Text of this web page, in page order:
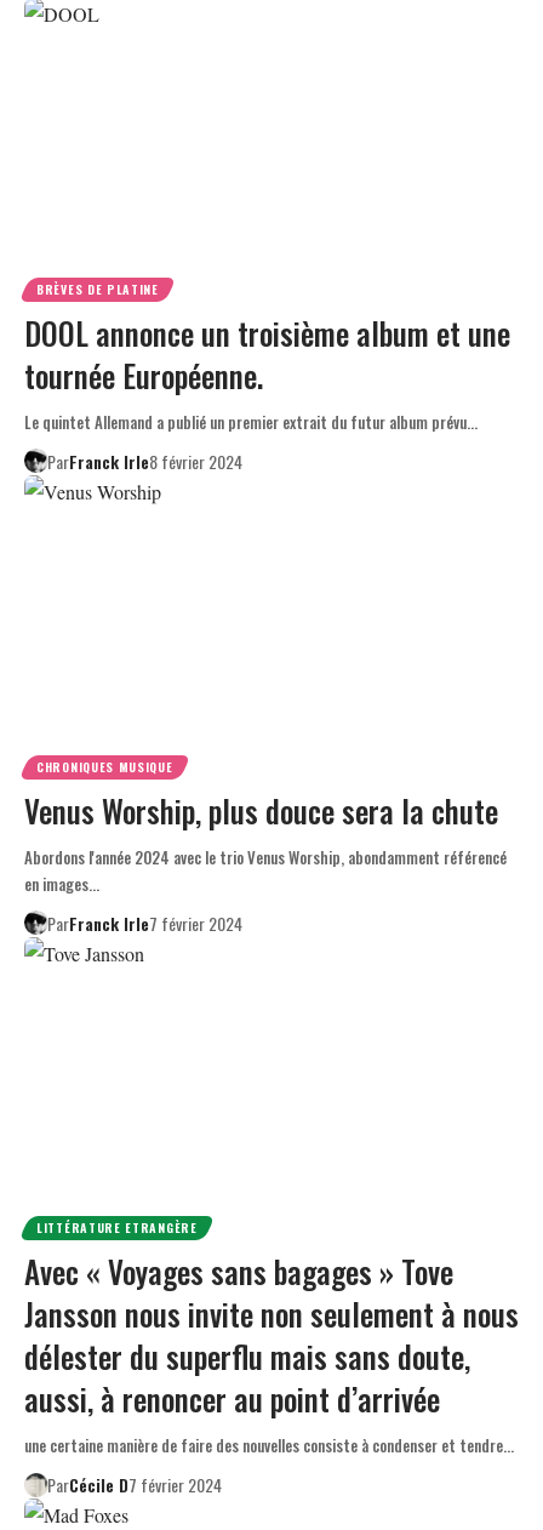
BRÈVES DE PLATINE
DOOL annonce un troisième album et une
tournée Européenne.
Le quintet Allemand a publié un premier extrait du futur album prévu…
ParFranck Irle8 février 2024
CHRONIQUES MUSIQUE
Venus Worship, plus douce sera la chute
Abordons l'année 2024 avec le trio Venus Worship, abondamment référencé
en images…
ParFranck Irle7 février 2024
LITTÉRATURE ETRANGÈRE
Avec « Voyages sans bagages » Tove
Jansson nous invite non seulement à nous
délester du superflu mais sans doute,
aussi, à renoncer au point d’arrivée
une certaine manière de faire des nouvelles consiste à condenser et tendre…
ParCécile D7 février 2024